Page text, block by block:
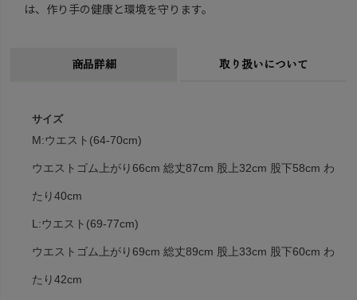
は、作り手の健康と環境を守ります。
商品詳細 取り扱いについて
サイズ
M:ウエスト(64-70cm)
ウエストゴム上がり66cm 総丈87cm 股上32cm 股下58cm わ
たり40cm
L:ウエスト(69-77cm)
ウエストゴム上がり69cm 総丈89cm 股上33cm 股下60cm わ
たり42cm